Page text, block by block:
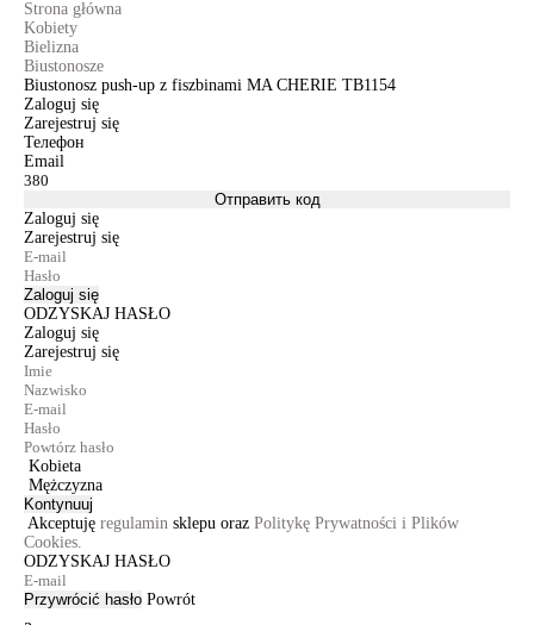
Strona główna
Kobiety
Bielizna
Biustonosze
Biustonosz push-up z fiszbinami MA CHERIE TB1154
Zaloguj się
Zarejestruj się
Телефон
Email
Отправить код
Zaloguj się
Zarejestruj się
Zaloguj się
ODZYSKAJ HASŁO
Zaloguj się
Zarejestruj się
Kobieta
Mężczyzna
Kontynuuj
Akceptuję regulamin sklepu oraz Politykę Prywatności i Plików
Cookies.
ODZYSKAJ HASŁO
Przywrócić hasło Powrót